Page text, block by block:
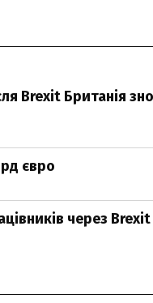
Brexit Британія
євро
через